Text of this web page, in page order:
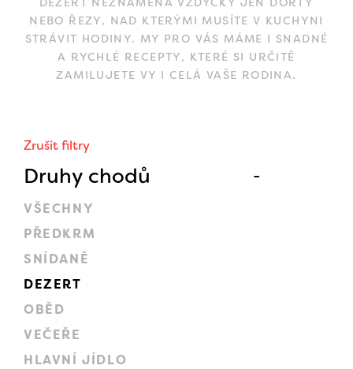
Zrušit filtry
Druhy chodů
VŠECHNY
PŘEDKRM
SNÍDANĚ
DEZERT
OBĚD
VEČEŘE
HLAVNÍ JÍDLO
NEBO ŘEZY, NAD KTERÝMI MUSÍTE V KUCHYNI
STRÁVIT HODINY. MY PRO VÁS MÁME I SNADNÉ
A RYCHLÉ RECEPTY, KTERÉ SI URČITĚ
ZAMILUJETE VY I CELÁ VAŠE RODINA.